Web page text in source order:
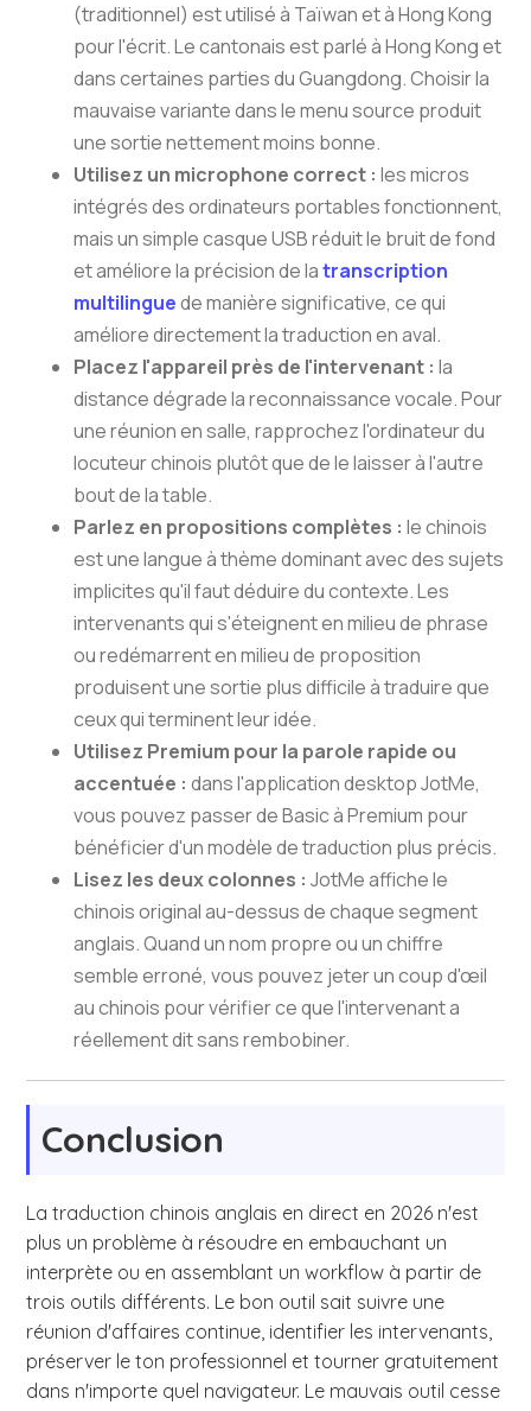
(traditionnel) est utilisé à Taïwan et à Hong Kong
pour l'écrit. Le cantonais est parlé à Hong Kong et
dans certaines parties du Guangdong. Choisir la
mauvaise variante dans le menu source produit
une sortie nettement moins bonne.
Utilisez un microphone correct : les micros
intégrés des ordinateurs portables fonctionnent,
mais un simple casque USB réduit le bruit de fond
et améliore la précision de latranscription
multilinguede manière significative, ce qui
améliore directement la traduction en aval.
Placez l'appareil près de l'intervenant : la
distance dégrade la reconnaissance vocale. Pour
une réunion en salle, rapprochez l'ordinateur du
locuteur chinois plutôt que de le laisser à l'autre
bout de la table.
Parlez en propositions complètes : le chinois
est une langue à thème dominant avec des sujets
implicites qu'il faut déduire du contexte. Les
intervenants qui s'éteignent en milieu de phrase
ou redémarrent en milieu de proposition
produisent une sortie plus difficile à traduire que
ceux qui terminent leur idée.
Utilisez Premium pour la parole rapide ou
accentuée : dans l'application desktop JotMe,
vous pouvez passer de Basic à Premium pour
bénéficier d'un modèle de traduction plus précis.
Lisez les deux colonnes : JotMe affiche le
chinois original au-dessus de chaque segment
anglais. Quand un nom propre ou un chiffre
semble erroné, vous pouvez jeter un coup d'œil
au chinois pour vérifier ce que l'intervenant a
réellement dit sans rembobiner.
Conclusion
La traduction chinois anglais en direct en 2026 n'est
plus un problème à résoudre en embauchant un
interprète ou en assemblant un workflow à partir de
trois outils différents. Le bon outil sait suivre une
réunion d'affaires continue, identifier les intervenants,
préserver le ton professionnel et tourner gratuitement
dans n'importe quel navigateur. Le mauvais outil cesse